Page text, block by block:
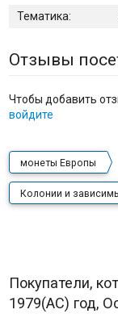
Тематика:
Отзывы
Чтобы добавить
войдите
монеты Европы
Колонии и
Покупатели,
1979(АC) год,